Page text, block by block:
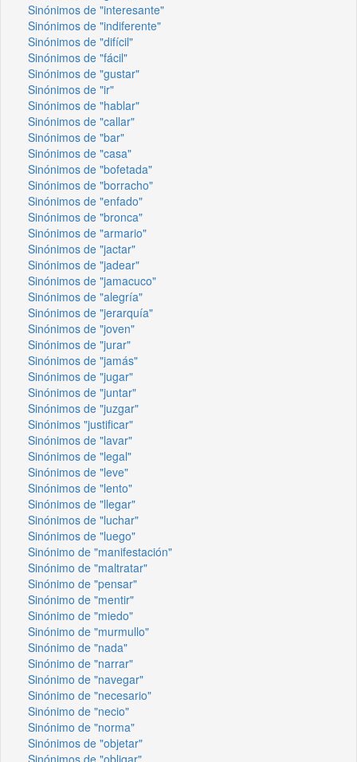
Sinónimos de "interesante"
Sinónimos de "indiferente"
Sinónimos de "difícil"
Sinónimos de "fácil"
Sinónimos de "gustar"
Sinónimos de "ir"
Sinónimos de "hablar"
Sinónimos de "callar"
Sinónimos de "bar"
Sinónimos de "casa"
Sinónimos de "bofetada"
Sinónimos de "borracho"
Sinónimos de "enfado"
Sinónimos de "bronca"
Sinónimos de "armario"
Sinónimos de "jactar"
Sinónimos de "jadear"
Sinónimos de "jamacuco"
Sinónimos de "alegría"
Sinónimos de "jerarquía"
Sinónimos de "joven"
Sinónimos de "jurar"
Sinónimos de "jamás"
Sinónimos de "jugar"
Sinónimos de "juntar"
Sinónimos de "juzgar"
Sinónimos "justificar"
Sinónimos de "lavar"
Sinónimos de "legal"
Sinónimos de "leve"
Sinónimos de "lento"
Sinónimos de "llegar"
Sinónimos de "luchar"
Sinónimos de "luego"
Sinónimo de "manifestación"
Sinónimo de "maltratar"
Sinónimo de "pensar"
Sinónimo de "mentir"
Sinónimo de "miedo"
Sinónimo de "murmullo"
Sinónimo de "nada"
Sinónimo de "narrar"
Sinónimo de "navegar"
Sinónimo de "necesario"
Sinónimo de "necio"
Sinónimo de "norma"
Sinónimos de "objetar"
Sinónimos de "obligar"